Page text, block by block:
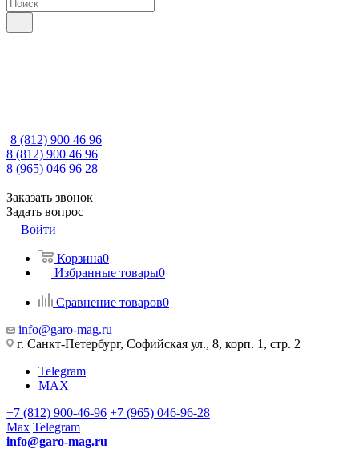
8 (812) 900 46 96
8 (812) 900 46 96
8 (965) 046 96 28
Заказать звонок
Задать вопрос
Войти
Корзина0
Избранные товары0
Сравнение товаров0
info@garo-mag.ru
г. Санкт-Петербург, Софийская ул., 8, корп. 1, стр. 2
Telegram
MAX
+7 (812) 900-46-96 +7 (965) 046-96-28
Max Telegram
info@garo-mag.ru